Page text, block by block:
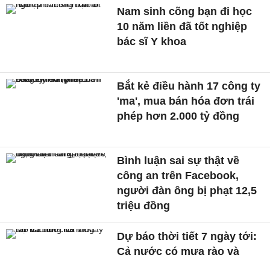
Nam sinh cõng bạn đi học
10 năm liền đã tốt nghiệp
bác sĩ Y khoa
Bắt kẻ điều hành 17 công ty
'ma', mua bán hóa đơn trái
phép hơn 2.000 tỷ đồng
Bình luận sai sự thật về
công an trên Facebook,
người đàn ông bị phạt 12,5
triệu đồng
Dự báo thời tiết 7 ngày tới:
Cả nước có mưa rào và